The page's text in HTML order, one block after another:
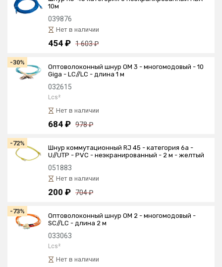
10м
039876
Нет в наличии
454 ₽ 1 603 ₽
-30%
Оптоволоконный шнур OM 3 - многомодовый - 10
Giga - LC//LC - длина 1 м
032615
Lcs²
Нет в наличии
684 ₽ 978 ₽
-72%
Шнур коммутационный RJ 45 - категория 6a -
U//UTP - PVC - неэкранированный - 2 м - желтый
051883
Нет в наличии
200 ₽ 704 ₽
-73%
Оптоволоконный шнур OM 2 - многомодовый -
SC//LC - длина 2 м
033063
Lcs²
Нет в наличии